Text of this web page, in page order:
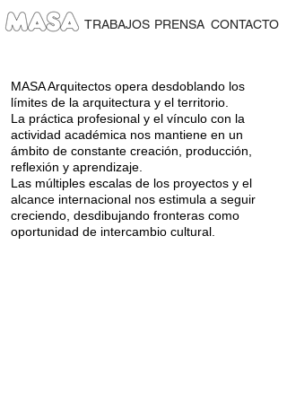
TRABAJOS PRENSA CONTACTO
MASA Arquitectos opera desdoblando los
límites de la arquitectura y el territorio.
La práctica profesional y el vínculo con la
actividad académica nos mantiene en un
ámbito de constante creación, producción,
reflexión y aprendizaje.
Las múltiples escalas de los proyectos y el
alcance internacional nos estimula a seguir
creciendo, desdibujando fronteras como
oportunidad de intercambio cultural.